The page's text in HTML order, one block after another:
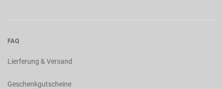
FAQ
Lierferung & Versand
Geschenkgutscheine